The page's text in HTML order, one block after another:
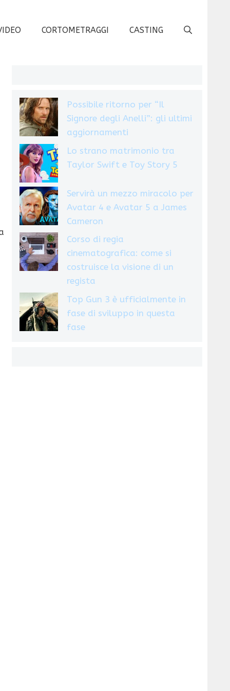
CORTOMETRAGGI CASTING
Possibile ritorno per “Il
Signore degli Anelli”: gli ultimi
aggiornamenti
Lo strano matrimonio tra
Taylor Swift e Toy Story 5
Servirà un mezzo miracolo per
Avatar 4 e Avatar 5 a James
Cameron
Corso di regia
cinematografica: come si
costruisce la visione di un
regista
Top Gun 3 è ufficialmente in
fase di sviluppo in questa
fase